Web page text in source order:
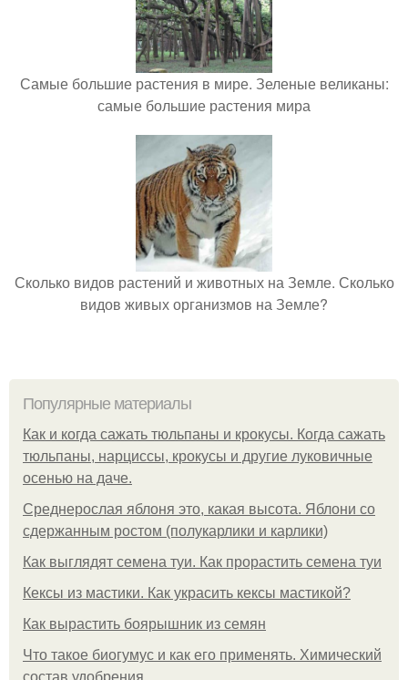
Самые большие растения в мире. Зеленые великаны:
самые большие растения мира
Сколько видов растений и животных на Земле. Сколько
видов живых организмов на Земле?
Популярные материалы
Как и когда сажать тюльпаны и крокусы. Когда сажать
тюльпаны, нарциссы, крокусы и другие луковичные
осенью на даче.
Среднерослая яблоня это, какая высота. Яблони со
сдержанным ростом (полукарлики и карлики)
Как выглядят семена туи. Как прорастить семена туи
Кексы из мастики. Как украсить кексы мастикой?
Как вырастить боярышник из семян
Что такое биогумус и как его применять. Химический
состав удобрения